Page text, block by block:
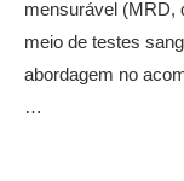
mensurável (MRD,
meio de testes
abordagem no
…